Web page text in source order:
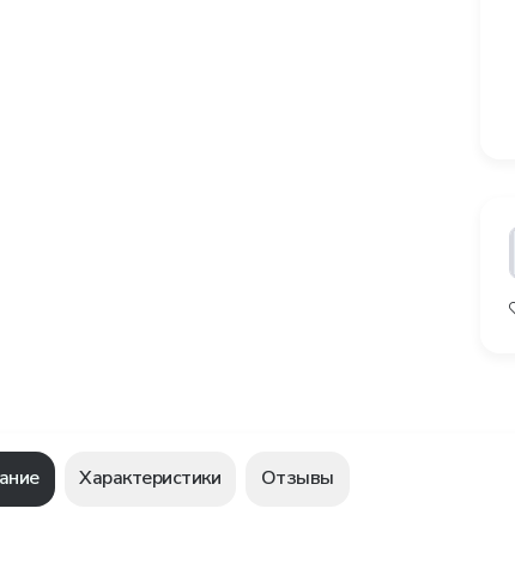
Характеристики Отзывы